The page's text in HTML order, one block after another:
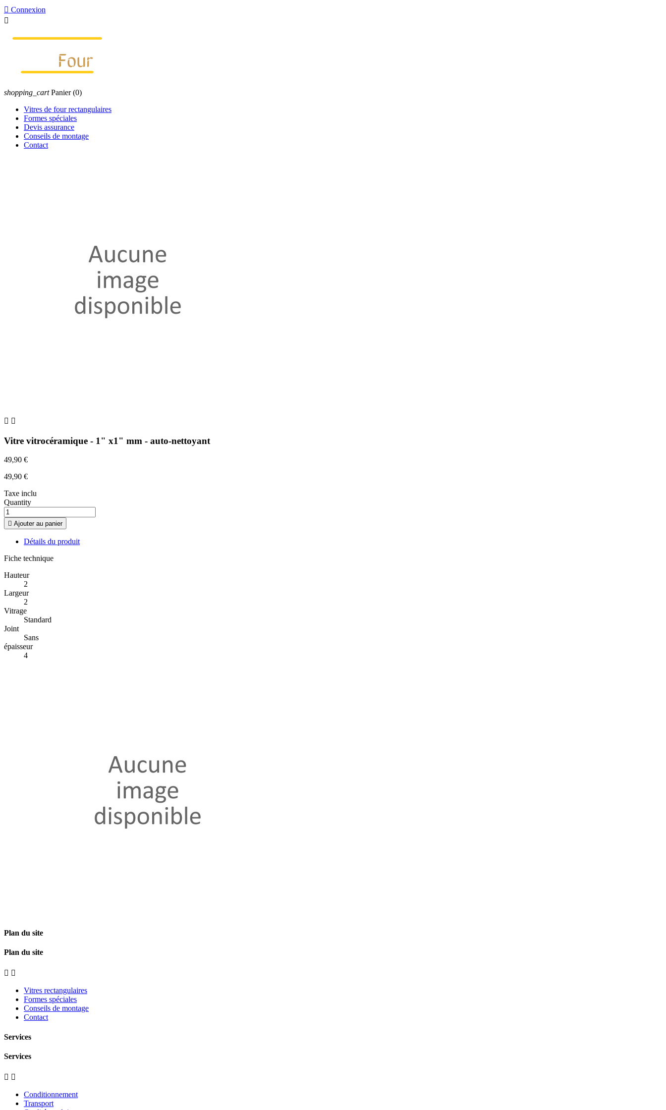
 Connexion

shopping_cart Panier (0)
Vitres de four rectangulaires
Formes spéciales
Devis assurance
Conseils de montage
Contact
 
Vitre vitrocéramique - 1" x1" mm - auto-nettoyant
49,90 €
49,90 €
Taxe inclu
Quantity
 Ajouter au panier
Détails du produit
Fiche technique
Hauteur
2
Largeur
2
Vitrage
Standard
Joint
Sans
épaisseur
4
Plan du site
Plan du site
 
Vitres rectangulaires
Formes spéciales
Conseils de montage
Contact
Services
Services
 
Conditionnement
Transport